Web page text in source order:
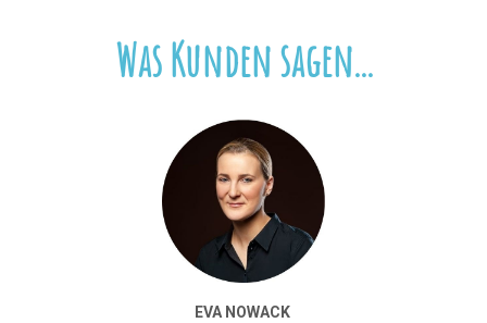
Was Kunden sagen...
EVA NOWACK